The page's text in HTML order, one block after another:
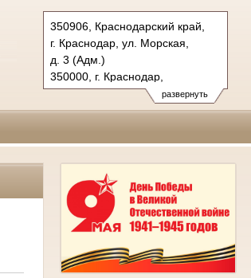
развернуть
350906, Краснодарский край,
г. Краснодар, ул. Морская,
д. 3 (Адм.)
350000, г. Краснодар,
ул. Красная, д.113 (Уг.)
350907, г. Краснодар,
Тел.: (861) 219-24-00